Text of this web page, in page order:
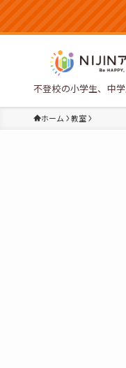
不登校の小学生、中
ホーム 教室